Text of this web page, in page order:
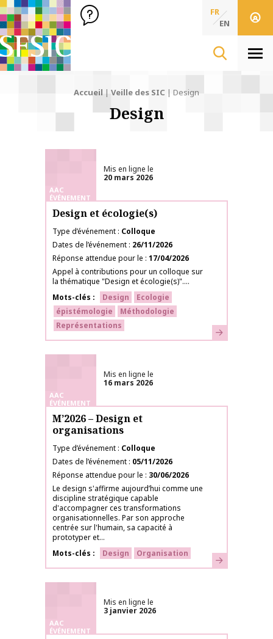
SFSIC Société Française des Sciences de l'Information & de
Société Française des Sciences
de l'Information
FR
EN
Accueil | Veille des SIC | Design
Design
AAC
ÉVÉNEMENT
Mis en ligne le
20 mars 2026
Design et écologie(s)
Type d’événement Colloque
Dates de l’événement 26/11/2026
Réponse attendue pour le 17/04/2026
Appel à contributions pour un colloque sur
la thématique "Design et écologie(s)"....
Mots-clés
Design
Ecologie
épistémologie
Méthodologie
Représentations
En savoir plus
AAC
ÉVÉNEMENT
Mis en ligne le
16 mars 2026
M’2026 – Design et
organisations
Type d’événement Colloque
Dates de l’événement 05/11/2026
Réponse attendue pour le
30/06/2026
Le design s'affirme aujourd’hui comme une
discipline stratégique capable
d'accompagner ces transformations
organisationnelles. Par son approche
centrée sur l'humain, sa capacité à
prototyper et...
Mots-clés
Design Organisation En savoir plus
AAC
ÉVÉNEMENT
Mis en ligne le
3 janvier 2026